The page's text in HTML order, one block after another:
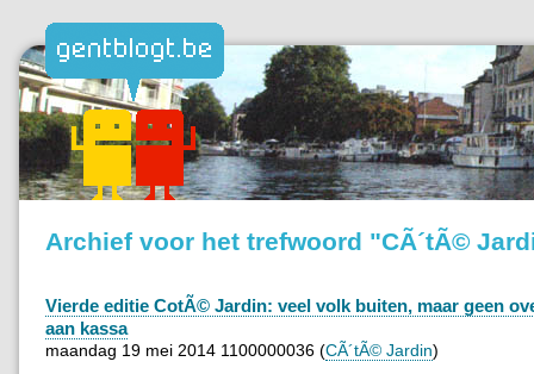
Archief voor het trefwoord "CÃ´tÃ©
Vierde editie CotÃ© Jardin: veel volk buiten, maar geen
aan kassa
maandag 19 mei 2014 1100000036 (CÃ´tÃ© Jardin)